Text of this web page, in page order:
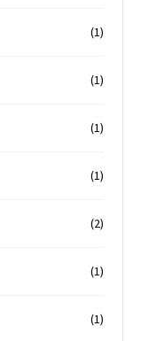
(1)
(1)
(1)
(1)
(2)
(1)
(1)